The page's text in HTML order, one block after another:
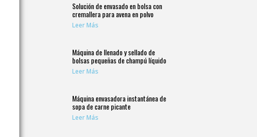
Solución de envasado en bolsa con
cremallera para avena en polvo
Leer Más
Máquina de llenado y sellado de
bolsas pequeñas de champú líquido
Leer Más
Máquina envasadora instantánea de
sopa de carne picante
Leer Más